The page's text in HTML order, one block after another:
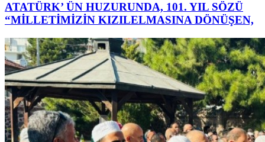
ATATÜRK’ ÜN HUZURUNDA, 101. YIL SÖZÜ
“MİLLETİMİZİN KIZILELMASINA DÖNÜŞEN,